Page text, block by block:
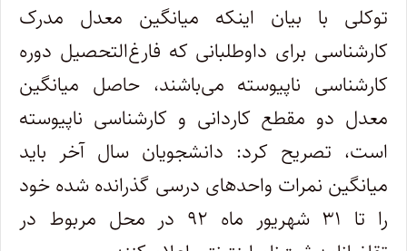
توکلی با بیان اینکه میانگین معدل مدرک
کارشناسی برای داوطلبانی که فارغ‌التحصیل دوره
کارشناسی ناپیوسته می‌باشند، حاصل میانگین
معدل دو مقطع کاردانی و کارشناسی ناپیوسته
است، تصریح کرد: دانشجویان سال آخر باید
میانگین نمرات واحدهای درسی گذرانده شده خود
را تا ۳۱ شهریور ماه ۹۲ در محل مربوط در